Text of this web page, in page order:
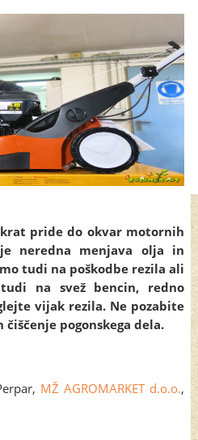
pride do okvar motornih
neredna menjava olja in
tudi na poškodbe rezila ali
na svež bencin, redno
vijak rezila. Ne pozabite
pogonskega dela.
MŽ AGROMARKET d.o.o.,